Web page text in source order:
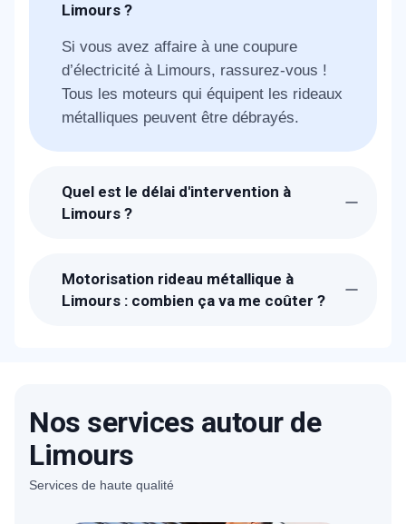
Limours ?
Si vous avez affaire à une coupure
d’électricité à Limours, rassurez-vous !
Tous les moteurs qui équipent les rideaux
métalliques peuvent être débrayés.
Quel est le délai d'intervention à
Limours ?
vous à Limours dans 30 min pour vous
dépanner.
Motorisation rideau métallique à
Limours : combien ça va me coûter ?
diagnostiqué la panne. N'hésitez pas à
pour avoir un idée précise.
Nos services autour de
Limours
Services de haute qualité